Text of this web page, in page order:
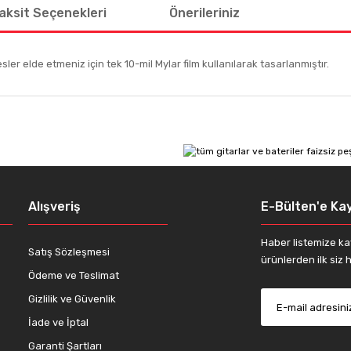
Seçenekleri Önerileriniz
elde etmeniz için tek 10-mil Mylar film kullanılarak tasarlanmıştır.
Yorum Yaz
Alışveriş
Satış Sözleşmesi
Ödeme ve Teslimat
Gizlilik ve Güvenlik
İade ve İptal
Garanti Şartları
E-Bülten'e
Haber listemize
ürünlerden ilk siz